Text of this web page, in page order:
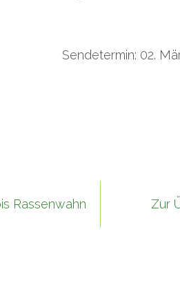
Sendetermin: 02.
Rassenwahn Zur